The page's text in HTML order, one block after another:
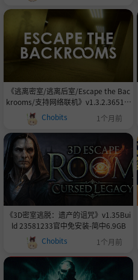
《逃离密室/逃离后室/Escape the Bac
krooms/支持网络联机》v1.3.2.3651-0
xdeadc0de联机版官中简体
Chobits 1个月前
《3D密室逃脱：遗产的诅咒》v1.35Bui
ld 23581233官中免安装-简中6.9GB
Chobits
1个月前